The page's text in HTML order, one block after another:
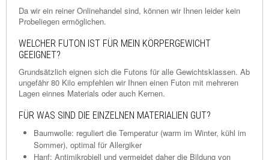
Da wir ein reiner Onlinehandel sind, können wir Ihnen leider kein
Probeliegen ermöglichen.
WELCHER FUTON IST FÜR MEIN KÖRPERGEWICHT
GEEIGNET?
Grundsätzlich eignen sich die Futons für alle Gewichtsklassen. Ab
ungefähr 80 Kilo empfehlen wir Ihnen einen Futon mit mehreren
Lagen einnes Materials oder auch Kernen.
FÜR WAS SIND DIE EINZELNEN MATERIALIEN GUT?
Baumwolle: reguliert die Temperatur (warm im Winter, kühl im
Sommer), optimal für Allergiker
Hanf: Antimikrobiell und vermeidet daher die Bildung von